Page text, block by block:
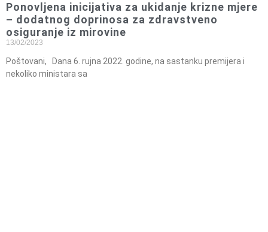
Ponovljena inicijativa za ukidanje krizne mjere
– dodatnog doprinosa za zdravstveno
osiguranje iz mirovine
13/02/2023
Poštovani, Dana 6. rujna 2022. godine, na sastanku premijera i
nekoliko ministara sa